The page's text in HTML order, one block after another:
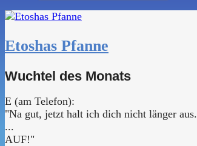
Etoshas Pfanne
Wuchtel des Monats
E (am Telefon):
"Na gut, jetzt halt ich dich nicht länger aus.
...
AUF!"